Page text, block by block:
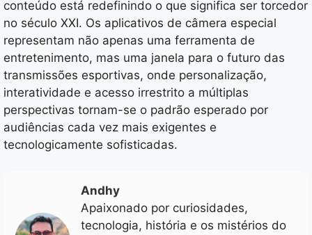
conteúdo está redefinindo o que significa ser torcedor
no século XXI. Os aplicativos de câmera especial
representam não apenas uma ferramenta de
entretenimento, mas uma janela para o futuro das
transmissões esportivas, onde personalização,
interatividade e acesso irrestrito a múltiplas
perspectivas tornam-se o padrão esperado por
audiências cada vez mais exigentes e
tecnologicamente sofisticadas.
Andhy
Apaixonado por curiosidades,
tecnologia, história e os mistérios do